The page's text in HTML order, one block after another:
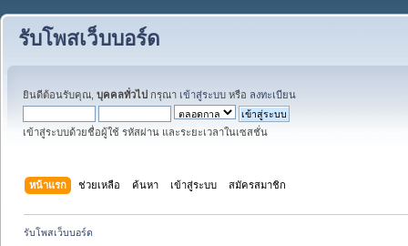
รับโพสเว็บบอร์ด
ยินดีต้อนรับคุณ, บุคคลทั่วไป กรุณา เข้าสู่ระบบ หรือ ลงทะเบียน
เข้าสู่ระบบด้วยชื่อผู้ใช้ รหัสผ่าน และระยะเวลาในเซสชั่น
หน้าแรก ช่วยเหลือ ค้นหา เข้าสู่ระบบ สมัครสมาชิก
รับโพสเว็บบอร์ด